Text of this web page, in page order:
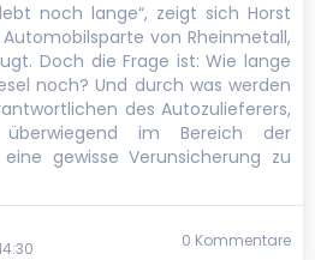
noch lange“, zeigt sich Horst
von Rheinmetall,
Doch die Frage ist: Wie lange
noch? Und durch was werden
des Autozulieferers,
im Bereich der
gewisse Verunsicherung zu
0 Kommentare